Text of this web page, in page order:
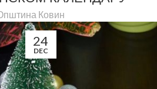
Ковин
24
DEC